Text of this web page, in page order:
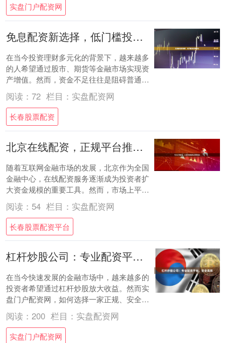
实盘门户配资网
免息配资新选择，低门槛投资更轻松
在当今投资理财多元化的背景下，越来越多
的人希望通过股市、期货等金融市场实现资
产增值。然而，资金不足往往是阻碍普通投
资者入场的主要原因之一。面对这一痛点，
**免息....
阅读： 72 栏目： 实盘配资网
长春股票配资
北京在线配资，正规平台推荐与风险提示
随着互联网金融市场的发展，北京作为全国
金融中心，在线配资服务逐渐成为投资者扩
大资金规模的重要工具。然而，市场上平台
质量参差不齐，如何选择正规平台、规避潜
在风险，....
阅读： 54 栏目： 实盘配资网
长春股票配资平台
杠杆炒股公司：专业配资平台，安全高效
在当今快速发展的金融市场中，越来越多的
投资者希望通过杠杆炒股放大收益。然而实
盘门户配资网，如何选择一家正规、安全、
高效的杠杆炒股公司，成为许多股民关注的
焦点。本....
阅读： 200 栏目： 实盘配资网
实盘门户配资网